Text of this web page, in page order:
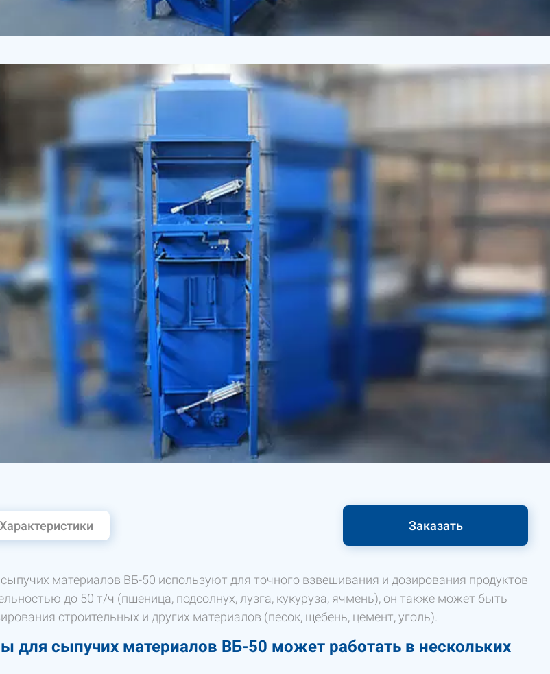
Характеристики Заказать
материалов ВБ-50 используют для точного взвешивания и дозирования продуктов
до 50 т/ч (пшеница, подсолнух, лузга, кукуруза, ячмень), он также может быть
строительных и других материалов (песок, щебень, цемент, уголь).
для сыпучих материалов ВБ-50 может работать в нескольких